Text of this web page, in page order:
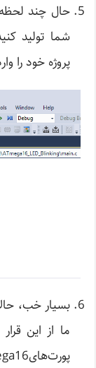
شما تولید
پروژه خود را
بسیار خب،
پورت‌هایAtmega16 متصل است.